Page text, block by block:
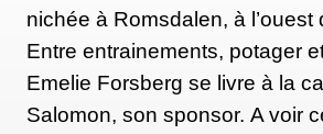
nichée à Romsdalen, à l’ouest
Entre entrainements, potager
Emelie Forsberg se livre à la
Salomon, son sponsor. A voir